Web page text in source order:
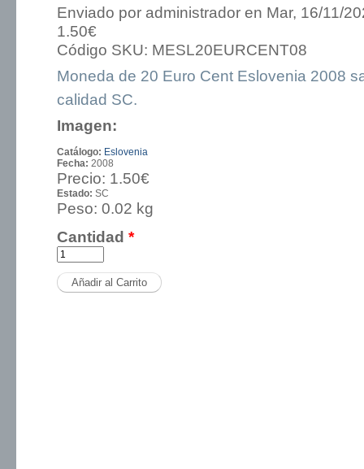
Enviado por administrador en Mar, 16/11/
1.50€
Código SKU: MESL20EURCENT08
Moneda de 20 Euro Cent Eslovenia 2008
calidad SC.
Imagen:
Catálogo: Eslovenia
Fecha: 2008
Precio: 1.50€
Estado: SC
Peso: 0.02 kg
Cantidad *